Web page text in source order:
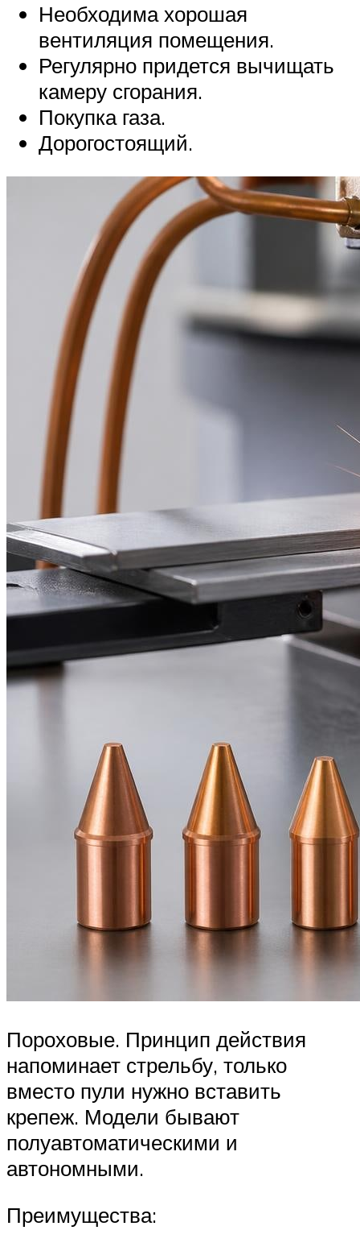
Необходима хорошая
вентиляция помещения.
Регулярно придется вычищать
камеру сгорания.
Покупка газа.
Дорогостоящий.
Пороховые. Принцип действия
напоминает стрельбу, только
вместо пули нужно вставить
крепеж. Модели бывают
полуавтоматическими и
автономными.
Преимущества: